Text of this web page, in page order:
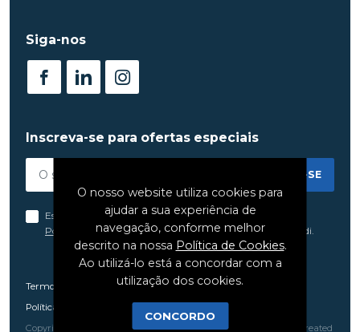
Siga-nos
Inscreva-se para ofertas especiais
INSCREVER-SE
Estou de acordo com os termos e condições da
Política de Privacidadeda Fat Tuna, a qual li e compreendi.
Termos e Condições
Política de Privacidade
Copyright 2021 - 2026 © Fat Tuna. Todos os direitos reservados. Created
O nosso website utiliza cookies para
ajudar a sua experiência de
navegação, conforme melhor
descrito na nossa Política de Cookies.
Ao utilizá-lo está a concordar com a
utilização dos cookies.
CONCORDO